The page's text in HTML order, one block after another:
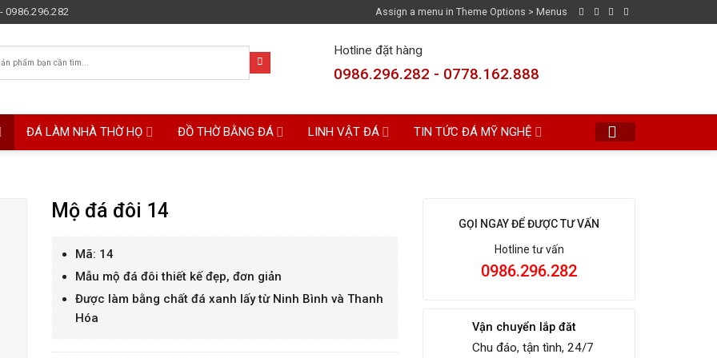
0986.296.282 Assign a menu in Theme Options > Menus
Hotline đặt hàng
0986.296.282 - 0778.162.888
ĐÁ LÀM NHÀ THỜ HỌ ĐỒ THỜ BẰNG ĐÁ LINH VẬT ĐÁ TIN TỨC ĐÁ MỸ NGHỆ
Mộ đá đôi 14
Mã: 14
Mẫu mộ đá đôi thiết kế đẹp, đơn giản
Được làm bằng chất đá xanh lấy từ Ninh Bình và Thanh
Hóa
GỌI NGAY ĐỂ ĐƯỢC TƯ VẤN
Hotline tư vấn
0986.296.282
Vận chuyển lắp đăt
Chu đáo, tận tình, 24/7